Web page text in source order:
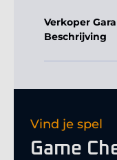
Verkoper
Beschrijving
Vind je spel
Game